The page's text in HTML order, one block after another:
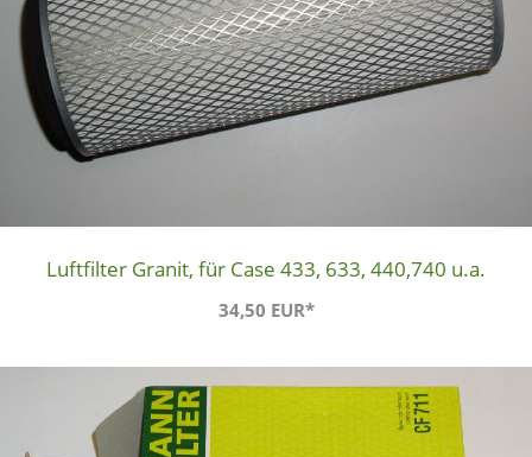
Luftfilter Granit, für Case 433, 633, 440,740 u.a.
34,50 EUR*